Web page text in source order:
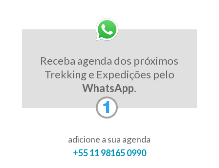
Receba agenda dos próximos
Trekking e Expedições pelo
WhatsApp.
adicione a sua agenda
+55 11 98165 0990